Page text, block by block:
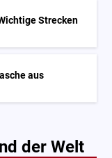
Strecken
aus
der Welt